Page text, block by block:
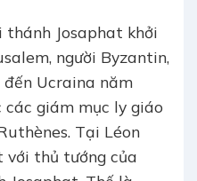
thánh Josaphat khởi
người Byzantin,
đến Ucraina năm
giám mục ly giáo
Tại Léon
với thủ tướng của